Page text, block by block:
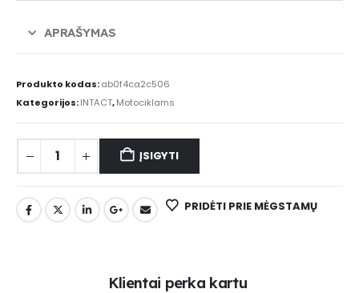
APRAŠYMAS
Produkto kodas:ab0f4ca2c506
Kategorijos:INTACT,Motociklams
ĮSIGYTI
PRIDĖTI PRIE MĖGSTAMŲ
Klientai perka kartu